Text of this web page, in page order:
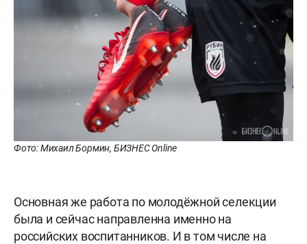
Фото: Михаил Бормин, БИЗНЕС Online
Основная же работа по молодёжной селекции
была и сейчас направленна именно на
российских воспитанников. И в том числе на